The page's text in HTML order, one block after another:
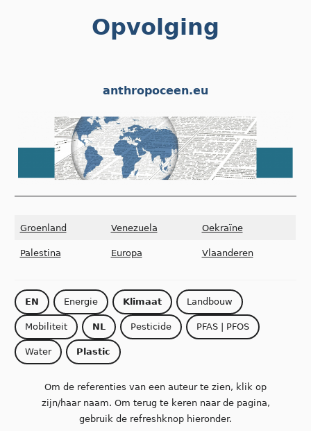
Opvolging
anthropoceen.eu
Groenland Venezuela Oekraïne
Palestina Europa Vlaanderen
EN Energie Klimaat Landbouw
Mobiliteit NL Pesticide PFAS | PFOS
Water Plastic
Om de referenties van een auteur te zien, klik op
zijn/haar naam. Om terug te keren naar de pagina,
gebruik de refreshknop hieronder.